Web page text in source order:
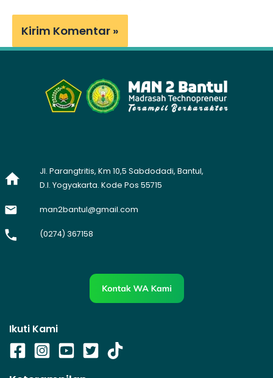
Jl. Parangtritis, Km 10,5 Sabdodadi, Bantul,
D.I. Yogyakarta. Kode Pos 55715
man2bantul@gmail.com
(0274) 367158
Ikuti Kami